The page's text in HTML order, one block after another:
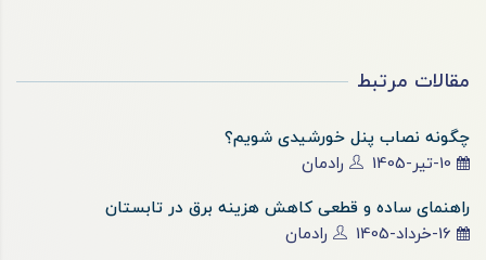
مقالات مرتبط
چگونه نصاب پنل خورشیدی شویم؟
10-تیر-1405
رادمان
راهنمای ساده و قطعی کاهش هزینه برق در تابستان
16-خرداد-1405
رادمان